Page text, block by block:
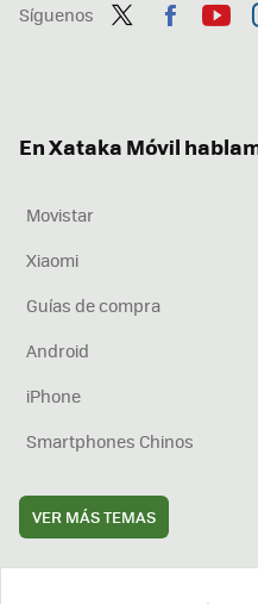
Síguenos
En Xataka Móvil
Movistar
Xiaomi
Guías de compra
Android
iPhone
Smartphones Chinos
VER MÁS TEMAS